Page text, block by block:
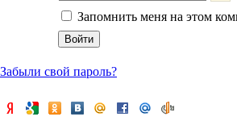
Запомнить меня на этом
Забыли свой пароль?